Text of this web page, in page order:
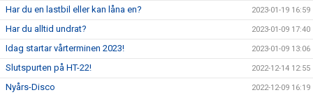
Har du en lastbil eller kan låna en? 2023-01-19 16:59
Har du alltid undrat? 2023-01-09 17:40
Idag startar vårterminen 2023! 2023-01-09 13:06
Slutspurten på HT-22! 2022-12-14 12:55
Nyårs-Disco 2022-12-09 16:19